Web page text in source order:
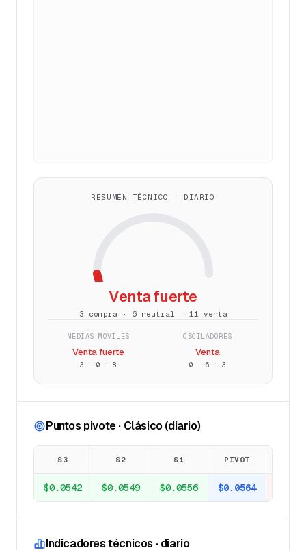
RESUMEN TÉCNICO · DIARIO
Venta fuerte
3 compra · 6 neutral · 11 venta
MEDIAS MÓVILES
Venta fuerte
3 · 0 · 8
OSCILADORES
Venta
0 · 6 · 3
Puntos pivote · Clásico (diario)
S3 S2 S1 PIVOT
$0.0542 $0.0549 $0.0556 $0.0564
Indicadores técnicos · diario